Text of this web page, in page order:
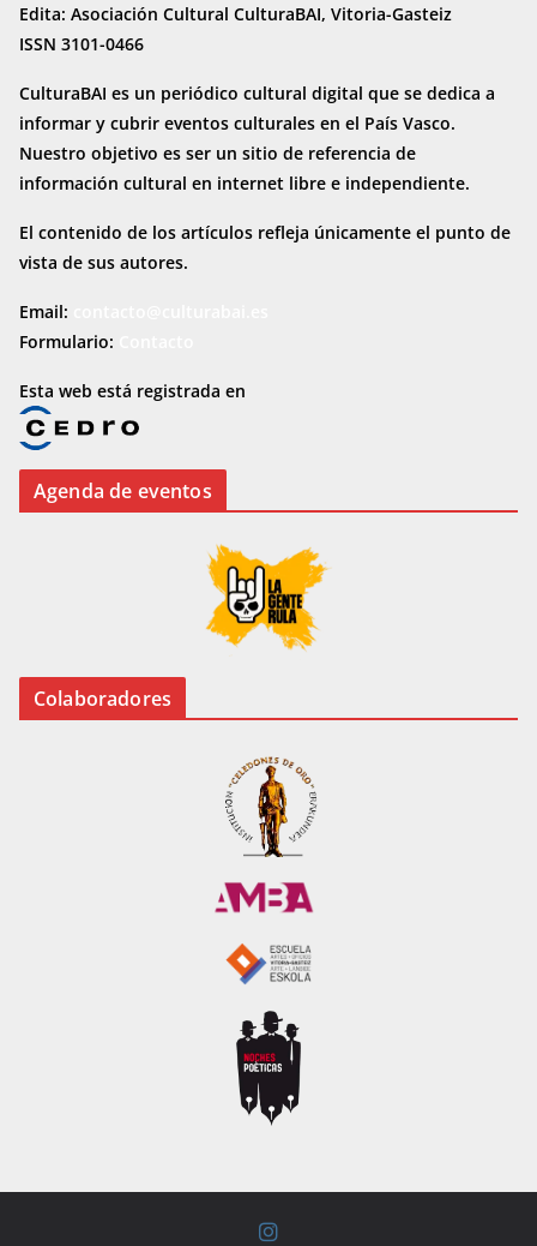
Edita: Asociación Cultural CulturaBAI, Vitoria-Gasteiz
ISSN 3101-0466
CulturaBAI es un periódico cultural digital que se dedica a
informar y cubrir eventos culturales en el País Vasco.
Nuestro objetivo es ser un sitio de referencia de
información cultural en internet libre e independiente.
El contenido de los artículos refleja únicamente el punto de
vista de sus autores.
Email:
Formulario:
Esta web está registrada en
Agenda de eventos
Colaboradores